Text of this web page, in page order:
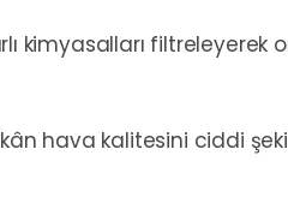
kimyasalları filtreleyerek
hava kalitesini ciddi